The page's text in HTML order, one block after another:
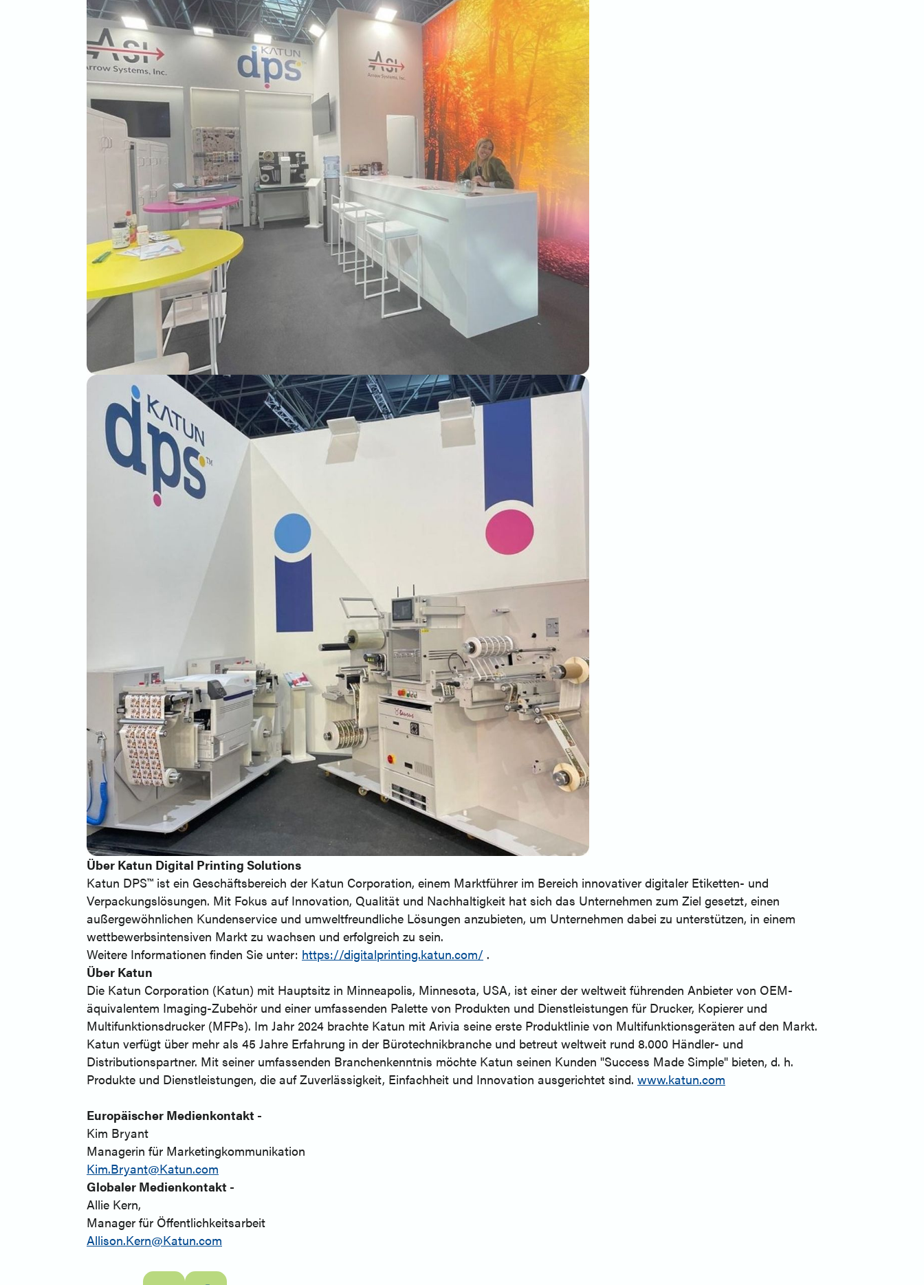
Über Katun Digital Printing Solutions
Katun DPS™ ist ein Geschäftsbereich der Katun Corporation, einem Marktführer im Bereich innovativer digitaler Etiketten- und
Verpackungslösungen. Mit Fokus auf Innovation, Qualität und Nachhaltigkeit hat sich das Unternehmen zum Ziel gesetzt, einen
außergewöhnlichen Kundenservice und umweltfreundliche Lösungen anzubieten, um Unternehmen dabei zu unterstützen, in einem
wettbewerbsintensiven Markt zu wachsen und erfolgreich zu sein.
Weitere Informationen finden Sie unter: https://digitalprinting.katun.com/ .
Über Katun
Die Katun Corporation (Katun) mit Hauptsitz in Minneapolis, Minnesota, USA, ist einer der weltweit führenden Anbieter von OEM-
äquivalentem Imaging-Zubehör und einer umfassenden Palette von Produkten und Dienstleistungen für Drucker, Kopierer und
Multifunktionsdrucker (MFPs). Im Jahr 2024 brachte Katun mit Arivia seine erste Produktlinie von Multifunktionsgeräten auf den Markt.
Katun verfügt über mehr als 45 Jahre Erfahrung in der Bürotechnikbranche und betreut weltweit rund 8.000 Händler- und
Distributionspartner. Mit seiner umfassenden Branchenkenntnis möchte Katun seinen Kunden "Success Made Simple" bieten, d. h.
Produkte und Dienstleistungen, die auf Zuverlässigkeit, Einfachheit und Innovation ausgerichtet sind. www.katun.com
Europäischer Medienkontakt -
Kim Bryant
Managerin für Marketingkommunikation
Kim.Bryant@Katun.com
Globaler Medienkontakt -
Allie Kern,
Manager für Öffentlichkeitsarbeit
Allison.Kern@Katun.com